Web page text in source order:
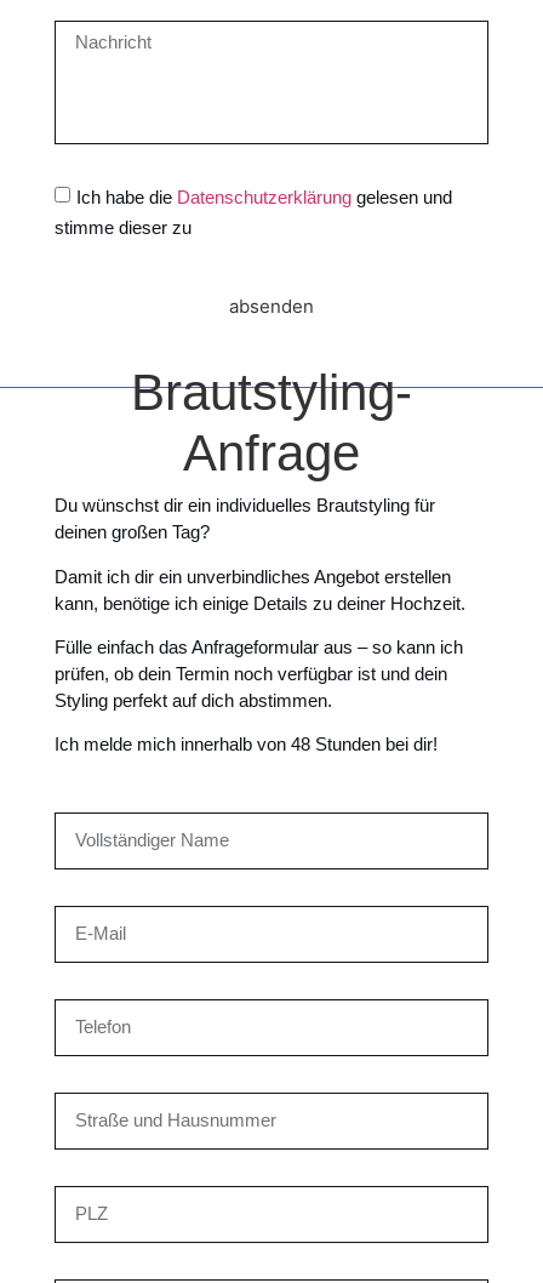
Ich habe die Datenschutzerklärunggelesen und
stimme dieser zu
absenden
Brautstyling-
Anfrage
Du wünschst dir ein individuelles Brautstyling für
deinen großen Tag?
Damit ich dir ein unverbindliches Angebot erstellen
kann, benötige ich einige Details zu deiner Hochzeit.
Fülle einfach das Anfrageformular aus – so kann ich
prüfen, ob dein Termin noch verfügbar ist und dein
Styling perfekt auf dich abstimmen.
Ich melde mich innerhalb von 48 Stunden bei dir!